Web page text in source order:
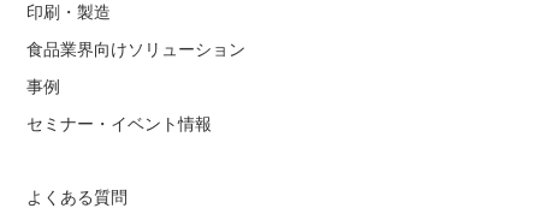
印刷・製造
食品業界向けソリューション
事例
セミナー・イベント情報
よくある質問